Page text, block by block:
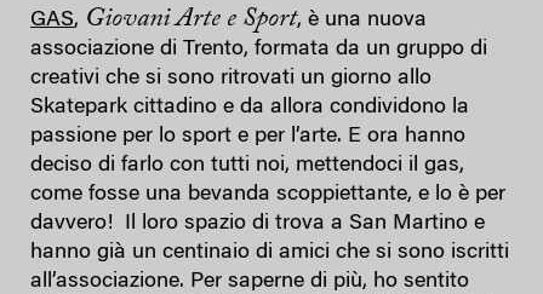
GAS, Giovani Arte e Sport, è una nuova
associazione di Trento, formata da un gruppo di
creativi che si sono ritrovati un giorno allo
Skatepark cittadino e da allora condividono la
passione per lo sport e per l’arte. E ora hanno
deciso di farlo con tutti noi, mettendoci il gas,
come fosse una bevanda scoppiettante, e lo è per
davvero! Il loro spazio di trova a San Martino e
hanno già un centinaio di amici che si sono iscritti
all’associazione. Per saperne di più, ho sentito